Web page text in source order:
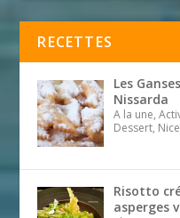
RECETTES
Les
Nissarda
A la une,
Dessert,
Risotto
asperges